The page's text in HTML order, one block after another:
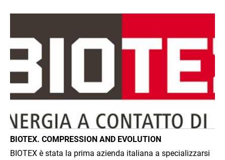
BIOTEX. COMPRESSION AND EVOLUTION
BIOTEX è stata la prima azienda italiana a specializzarsi